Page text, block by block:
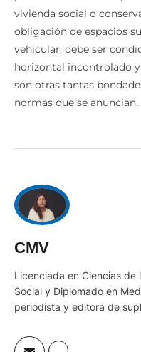
vivienda social o
obligación de espacios
vehicular, debe ser
horizontal incontrolado
son otras tantas
normas que se anuncian.
CMV
Licenciada en Ciencias
Social y Diplomado en
periodista y editora de